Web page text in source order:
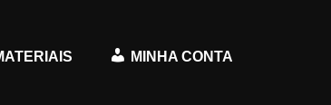
MINHA CONTA